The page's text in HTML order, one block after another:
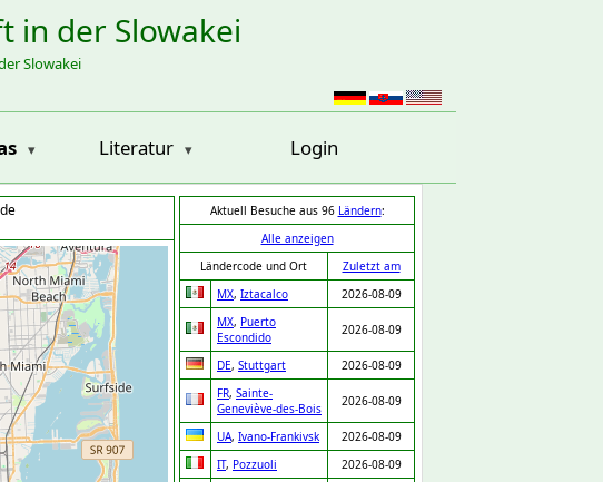
in der Slowakei
Slowakei
Literatur Login
Aktuell Besuche aus 96 Ländern:
Alle anzeigen
Ländercode und Ort
Zuletzt am
MX, Iztacalco
2026-08-09
MX, Puerto
Escondido
2026-08-09
DE, Stuttgart
2026-08-09
FR, Sainte-
Geneviève-des-Bois
2026-08-09
UA, Ivano-Frankivsk
2026-08-09
IT, Pozzuoli
2026-08-09